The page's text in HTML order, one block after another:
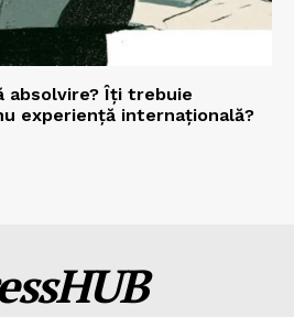
absolvire? Îți trebuie
experiență internațională?